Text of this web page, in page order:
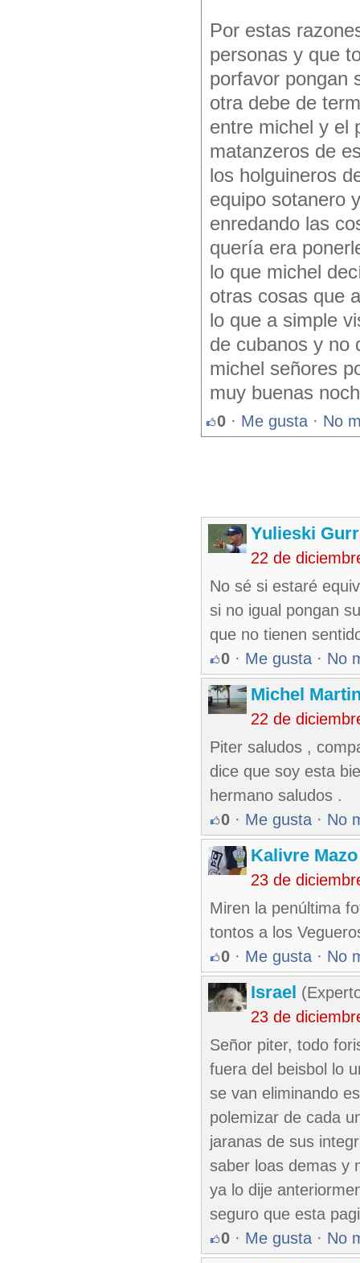
Por estas
personas y que
porfavor pongan
otra debe de
entre michel y el
matanzeros de
los holguineros
equipo sotanero
enredando las
quería era
lo que michel
otras cosas que
lo que a simple
de cubanos y no
michel señores
muy buenas
0 · Me gusta · No
Yulieski
22 de
No sé si estaré
si no igual pongan
que no tienen
0 · Me gusta · No
Michel
22 de
Piter saludos ,
dice que soy esta
hermano saludos .
0 · Me gusta · No
Kalivre
23 de
Miren la penúltima
tontos a los
0 · Me gusta · No
Israel
23 de
Señor piter, todo
fuera del beisbol lo
se van eliminando
polemizar de cada
jaranas de sus
saber loas demas y
ya lo dije
seguro que esta
0 · Me gusta · No